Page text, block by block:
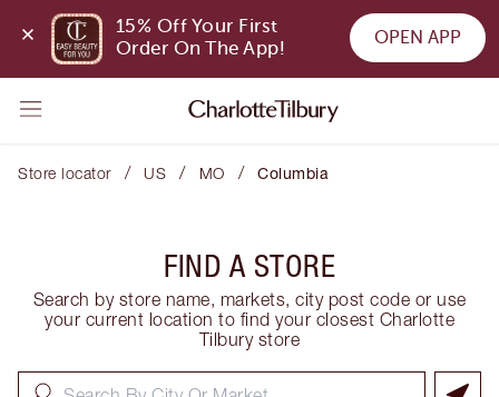
15% Off Your First
Order On The App!
OPEN APP
Store locator / US / MO / Columbia
FIND A STORE
Search by store name, markets, city post code or use
your current location to find your closest Charlotte
Tilbury store